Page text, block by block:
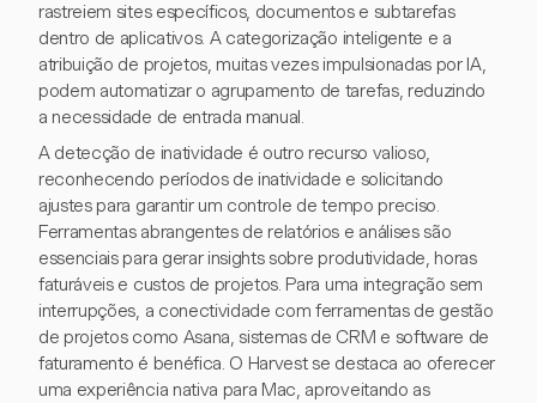
rastreiem sites específicos, documentos e subtarefas
dentro de aplicativos. A categorização inteligente e a
atribuição de projetos, muitas vezes impulsionadas por IA,
podem automatizar o agrupamento de tarefas, reduzindo
a necessidade de entrada manual.
A detecção de inatividade é outro recurso valioso,
reconhecendo períodos de inatividade e solicitando
ajustes para garantir um controle de tempo preciso.
Ferramentas abrangentes de relatórios e análises são
essenciais para gerar insights sobre produtividade, horas
faturáveis e custos de projetos. Para uma integração sem
interrupções, a conectividade com ferramentas de gestão
de projetos como Asana, sistemas de CRM e software de
faturamento é benéfica. O Harvest se destaca ao oferecer
uma experiência nativa para Mac, aproveitando as